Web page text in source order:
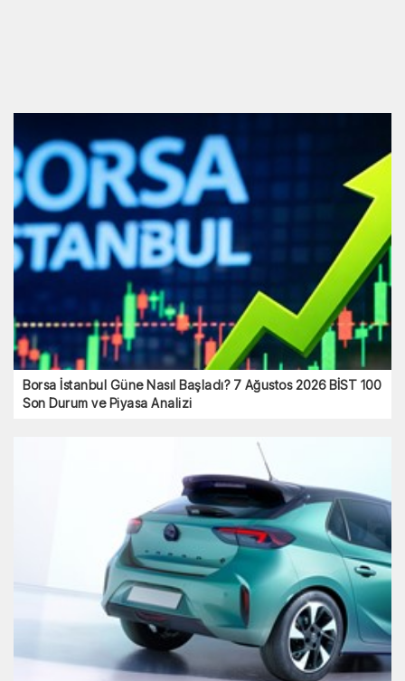
Borsa İstanbul Güne Nasıl Başladı? 7 Ağustos 2026 BİST 100
Son Durum ve Piyasa Analizi